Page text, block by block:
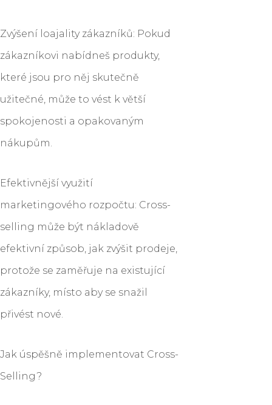
Zvýšení loajality zákazníků: Pokud
zákazníkovi nabídneš produkty,
které jsou pro něj skutečně
užitečné, může to vést k větší
spokojenosti a opakovaným
nákupům.
Efektivnější využití
marketingového rozpočtu: Cross-
selling může být nákladově
efektivní způsob, jak zvýšit prodeje,
protože se zaměřuje na existující
zákazníky, místo aby se snažil
přivést nové.
Jak úspěšně implementovat Cross-
Selling?